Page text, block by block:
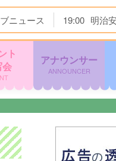
ニュース 19:00 明治
ト
アナウンサー
ANNOUNCER